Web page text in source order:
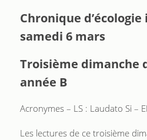
Chronique
samedi 6 mars
Troisième dimanche
année B
Acronymes – LS : Laudato Si –
Les lectures de ce troisième